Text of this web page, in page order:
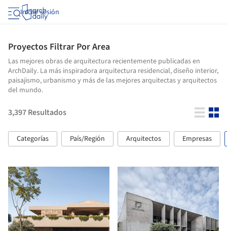
Iniciar sesión
Proyectos Filtrar Por Area
Las mejores obras de arquitectura recientemente publicadas en
ArchDaily. La más inspiradora arquitectura residencial, diseño interior,
paisajismo, urbanismo y más de las mejores arquitectas y arquitectos
del mundo.
3,397Resultados
Categorías País/Región Arquitectos Empresas